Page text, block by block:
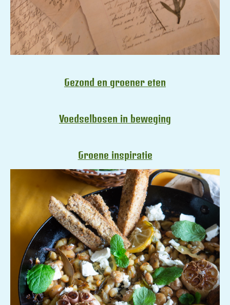
Gezond en groener eten
Voedselbosen in beweging
Groene inspiratie